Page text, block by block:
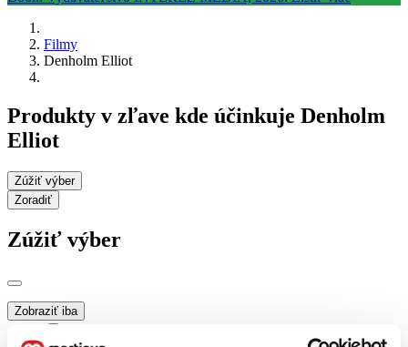
Filmy
Denholm Elliot
Produkty v zľave kde účinkuje Denholm
Elliot
Zúžiť výber
Zoradiť
Zúžiť výber
Zobraziť iba